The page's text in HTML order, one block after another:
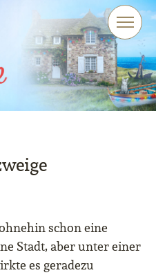
schon eine
Stadt, aber unter einer
es geradezu